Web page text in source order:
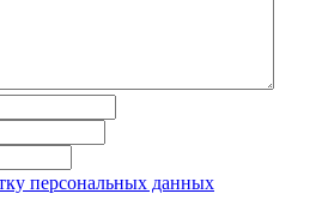
персональных данных